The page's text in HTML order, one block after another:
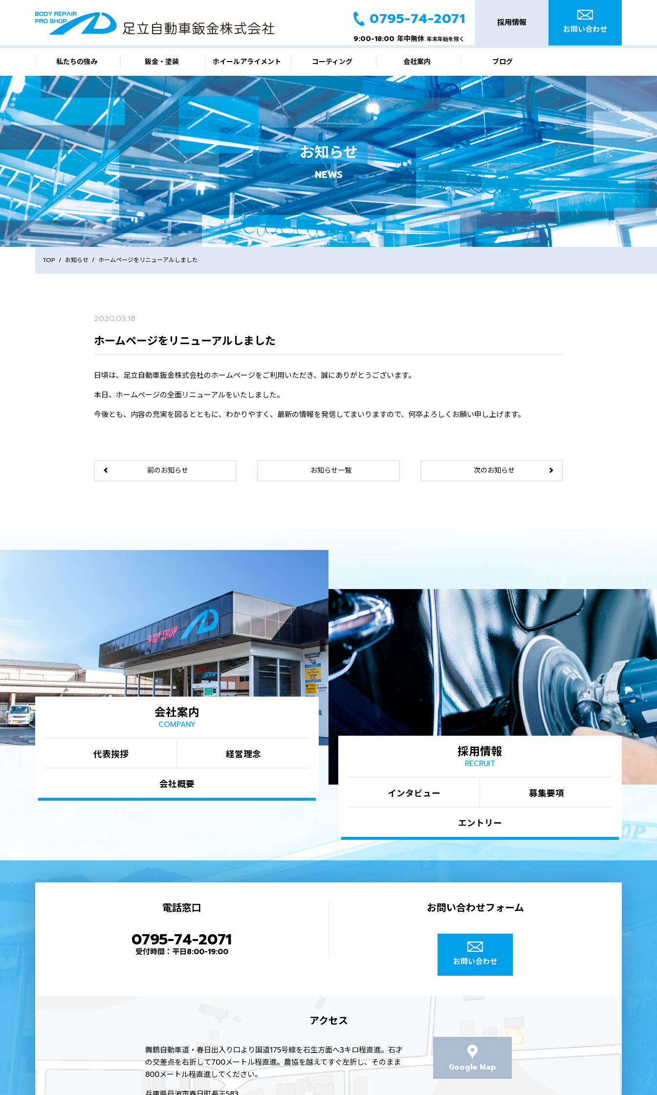
0795-74-2071
9:00-18:00 年中無休 年末年始を除く
採用情報
お問い合わせ
私たちの強み 鈑金・塗装 ホイールアライメント コーティング 会社案内 ブログ
お知らせ
NEWS
TOP / お知らせ / ホームページをリニューアルしました
2020.03.18
ホームページをリニューアルしました
日頃は、足立自動車鈑金株式会社のホームページをご利用いただき、誠にありがとうございます。
本日、ホームページの全面リニューアルをいたしました。
今後とも、内容の充実を図るとともに、わかりやすく、最新の情報を発信してまいりますので、何卒よろしくお願い申し上げます。
前のお知らせ お知らせ一覧 次のお知らせ
会社案内
COMPANY
代表挨拶 経営理念
会社概要
採用情報
RECRUIT
インタビュー 募集要項
エントリー
電話窓口
0795-74-2071
受付時間：平日8:00-19:00
お問い合わせフォーム
お問い合わせ
アクセス
舞鶴自動車道・春日出入り口より国道175号線を石生方面へ3キロ程直進。石才
の交差点を右折して700メートル程直進。農協を越えてすぐ左折し、そのまま
800メートル程直進してください。
Google Map